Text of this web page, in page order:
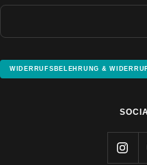
WIDERRUFSBELEHRUNG &